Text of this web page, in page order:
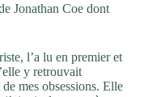
Jonathan Coe dont
l’a lu en premier et
y retrouvait
mes obsessions. Elle